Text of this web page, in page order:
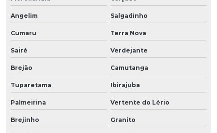
Angelim Salgadinho
Cumaru Terra Nova
Sairé Verdejante
Brejão Camutanga
Tuparetama Ibirajuba
Palmeirina Vertente do Lério
Brejinho Granito